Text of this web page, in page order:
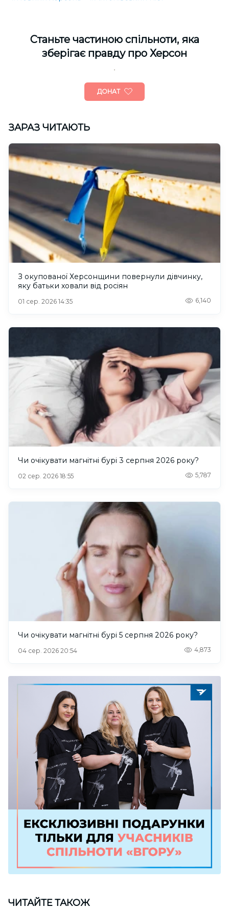
Cтаньте частиною спільноти, яка
зберігає правду про Херсон
ДОНАТ
ЗАРАЗ ЧИТАЮТЬ
З окупованої Херсонщини повернули дівчинку,
яку батьки ховали від росіян
01 сер. 2026 14:35 6,140
Чи очікувати магнітні бурі 3 серпня 2026 року?
02 сер. 2026 18:55 5,787
Чи очікувати магнітні бурі 5 серпня 2026 року?
04 сер. 2026 20:54 4,873
ЧИТАЙТЕ ТАКОЖ